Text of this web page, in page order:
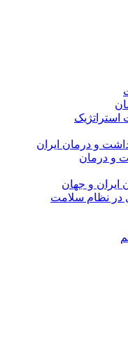
استراتژیک
و درمان ایران
و درمان
ایران و جهان
در نظام سلامت